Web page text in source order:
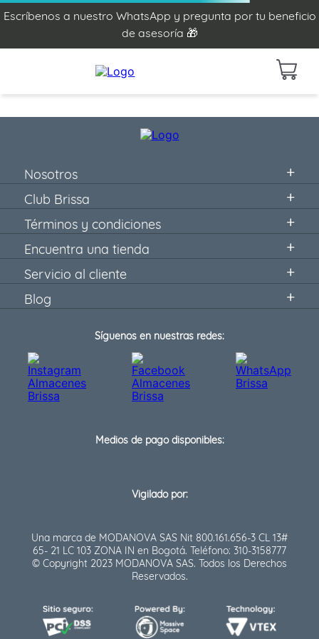
Escríbenos a nuestro WhatsApp y pregunta por tu beneficio
de asesoría 🎁
Nosotros
Club Brissa
Términos y condiciones
Encuentra una tienda
Servicio al cliente
Blog
Síguenos en nuestras redes:
Medios de pago disponibles:
Vigilado por:
Una marca de MODANOVA SAS Nit 800.161.656-3 CL 13#
65- 21 LC 103 ZONA IN en Bogotá. Teléfono: 310-3158777
© Copyright 2023 MODANOVA SAS. Todos los Derechos
Reservados.